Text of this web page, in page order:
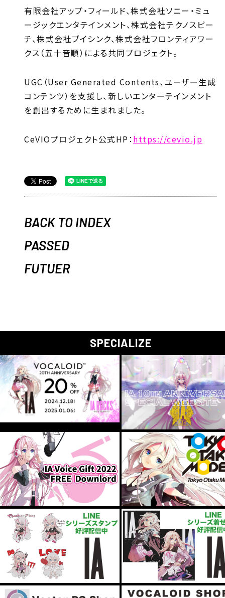
有限会社アップ・フィールド、株式会社ソニー・ミュ
ージックエンタテインメント、株式会社テクノスピー
チ、株式会社ブイシンク、株式会社フロンティアワー
クス（五十音順）による共同プロジェクト。
UGC（User Generated Contents、ユーザー生成
コンテンツ）を支援し、新しいエンターテインメント
を創出するために生まれました。
CeVIOプロジェクト公式HP：https://cevio.jp
BACK TO INDEX
PASSED
FUTUER
SPECIALIZE